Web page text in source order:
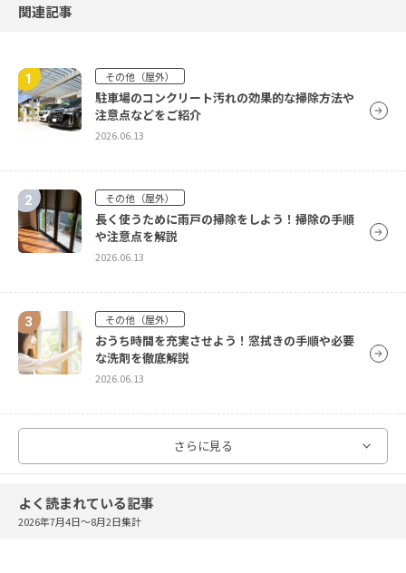
関連記事
その他（屋外）
駐車場のコンクリート汚れの効果的な掃除方法や
注意点などをご紹介
2026.06.13
その他（屋外）
長く使うために雨戸の掃除をしよう！掃除の手順
や注意点を解説
2026.06.13
その他（屋外）
おうち時間を充実させよう！窓拭きの手順や必要
な洗剤を徹底解説
2026.06.13
網戸・窓・サッシの掃除手順と必要なものは？定
期的に行ってキレイにしよう！
2026.01.09
さらに見る
よく読まれている記事
2026年7月4日〜8月2日集計